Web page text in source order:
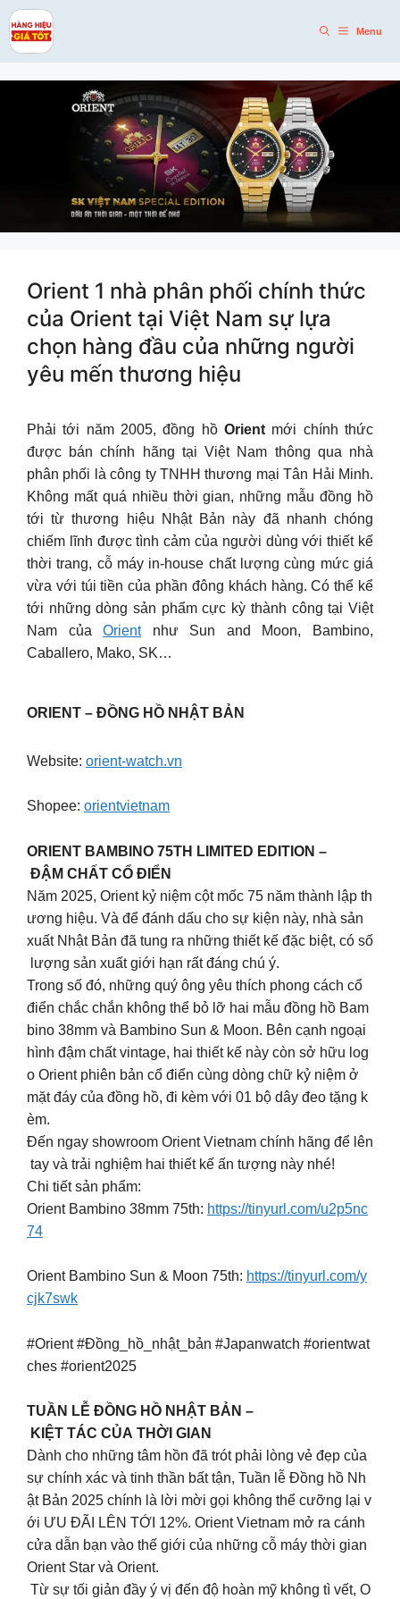
Skip
to
content
Menu
Orient 1 nhà phân phối chính thức
của Orient tại Việt Nam sự lựa
chọn hàng đầu của những người
yêu mến thương hiệu
Phải tới năm 2005, đồng hồ Orient mới chính thức
được bán chính hãng tại Việt Nam thông qua nhà
phân phối là công ty TNHH thương mại Tân Hải Minh.
Không mất quá nhiều thời gian, những mẫu đồng hồ
tới từ thương hiệu Nhật Bản này đã nhanh chóng
chiếm lĩnh được tình cảm của người dùng với thiết kế
thời trang, cỗ máy in-house chất lượng cùng mức giá
vừa với túi tiền của phần đông khách hàng. Có thể kể
tới những dòng sản phẩm cực kỳ thành công tại Việt
Nam củaOrientnhư Sun and Moon, Bambino,
Caballero, Mako, SK…
ORIENT – ĐỒNG HỒ NHẬT BẢN
Website: orient-watch.vn
Shopee: orientvietnam
ORIENT BAMBINO 75TH LIMITED EDITION –
ĐẬM CHẤT CỔ ĐIỂN
Năm 2025, Orient kỷ niệm cột mốc 75 năm thành lập th
ương hiệu. Và để đánh dấu cho sự kiện này, nhà sản
xuất Nhật Bản đã tung ra những thiết kế đặc biệt, có số
lượng sản xuất giới hạn rất đáng chú ý.
Trong số đó, những quý ông yêu thích phong cách cổ
điển chắc chắn không thể bỏ lỡ hai mẫu đồng hồ Bam
bino 38mm và Bambino Sun & Moon. Bên cạnh ngoại
hình đậm chất vintage, hai thiết kế này còn sở hữu log
o Orient phiên bản cổ điển cùng dòng chữ kỷ niệm ở
mặt đáy của đồng hồ, đi kèm với 01 bộ dây đeo tặng k
èm.
Đến ngay showroom Orient Vietnam chính hãng để lên
tay và trải nghiệm hai thiết kế ấn tượng này nhé!
Chi tiết sản phẩm:
Orient Bambino 38mm 75th: https://tinyurl.com/u2p5nc
74
Orient Bambino Sun & Moon 75th: https://tinyurl.com/y
cjk7swk
#Orient #Đồng_hồ_nhật_bản #Japanwatch #orientwat
ches #orient2025
TUẦN LỄ ĐỒNG HỒ NHẬT BẢN –
KIỆT TÁC CỦA THỜI GIAN
Dành cho những tâm hồn đã trót phải lòng vẻ đẹp của
sự chính xác và tinh thần bất tận, Tuần lễ Đồng hồ Nh
ật Bản 2025 chính là lời mời gọi không thể cưỡng lại v
ới ƯU ĐÃI LÊN TỚI 12%. Orient Vietnam mở ra cánh
cửa dẫn bạn vào thế giới của những cỗ máy thời gian
Orient Star và Orient.
Từ sự tối giản đầy ý vị đến độ hoàn mỹ không tì vết, O